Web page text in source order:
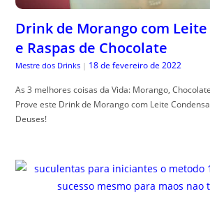
Drink de Morango com
e Raspas de Chocolate
Mestre dos Drinks | 18 de fevereiro de 2022
As 3 melhores coisas da Vida: Morango,
Prove este Drink de Morango com Leite
Deuses!